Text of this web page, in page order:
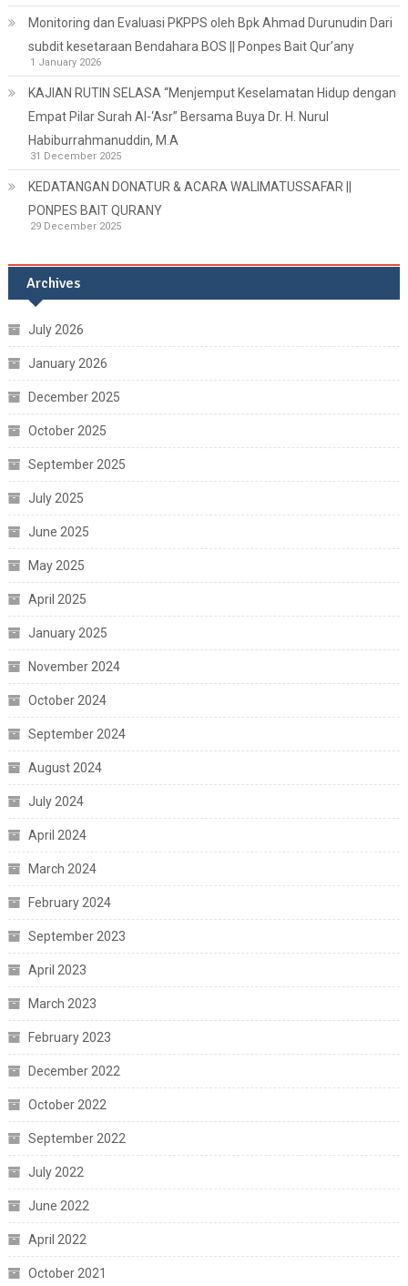
Monitoring dan Evaluasi PKPPS oleh Bpk Ahmad Durunudin Dari
subdit kesetaraan Bendahara BOS || Ponpes Bait Qur’any
1 January 2026
KAJIAN RUTIN SELASA “Menjemput Keselamatan Hidup dengan
Empat Pilar Surah Al-‘Asr” Bersama Buya Dr. H. Nurul
Habiburrahmanuddin, M.A
31 December 2025
KEDATANGAN DONATUR & ACARA WALIMATUSSAFAR ||
PONPES BAIT QURANY
29 December 2025
Archives
July 2026
January 2026
December 2025
October 2025
September 2025
July 2025
June 2025
May 2025
April 2025
January 2025
November 2024
October 2024
September 2024
August 2024
July 2024
April 2024
March 2024
February 2024
September 2023
April 2023
March 2023
February 2023
December 2022
October 2022
September 2022
July 2022
June 2022
April 2022
October 2021